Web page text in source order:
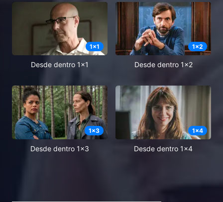
1x1
Desde dentro 1x1
1x2
Desde dentro 1x2
1x3
Desde dentro 1x3
1x4
Desde dentro 1x4